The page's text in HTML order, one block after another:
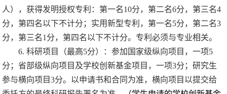
人），获得发明授权专利：第一名10分，第二名6分，第三名4
分，第四名以下不计分；实用新型专利，第一名5分，第二名3
分，第三名1 分，第四名以下不计分。专利必须与专业相关。
6.科研项目（最高5分）：参加国家级纵向项目，一项5
分；省部级纵向项目及学校创新基金项目，一项3分；研究生
参与横向项目3分。以申请书和合同为准，横向项目以提交给